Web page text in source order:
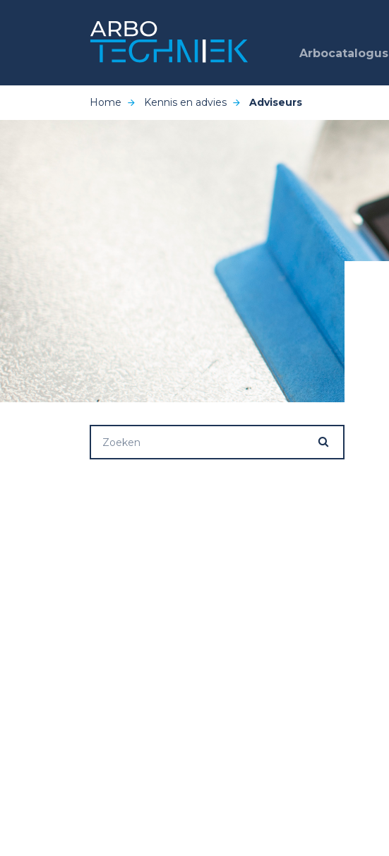
Arbocatalogus
Home Kennis en advies Adviseurs